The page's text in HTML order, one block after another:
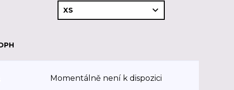
Momentálně není k dispozici